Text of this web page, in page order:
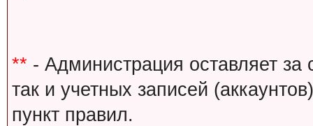
** - Администрация оставляет
так и учетных записей
пункт правил.